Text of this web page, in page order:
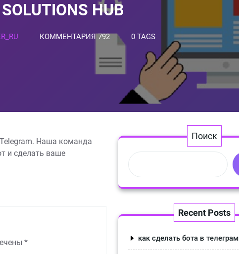
HUB
КОММЕНТАРИЯ 792 0 TAGS
Наша команда
и сделать ваше
*
Поиск
Recent Posts
как сделать бота в телеграм